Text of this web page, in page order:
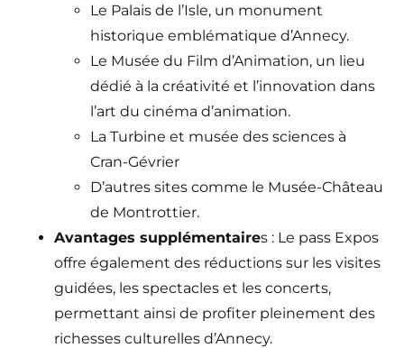
Le Palais de l’Isle, un monument
historique emblématique d’Annecy​​.
Le Musée du Film d’Animation, un lieu
dédié à la créativité et l’innovation dans
l’art du cinéma d’animation​​.
La Turbine et musée des sciences à
Cran-Gévrier
D’autres sites comme le Musée-Château
de Montrottier.
Avantages supplémentaires : Le pass Expos
offre également des réductions sur les visites
guidées, les spectacles et les concerts,
permettant ainsi de profiter pleinement des
richesses culturelles d’Annecy.